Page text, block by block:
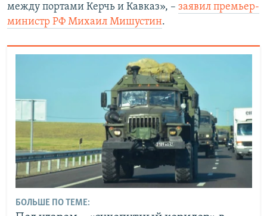
между портами Керчь и Кавказ», – заявил премьер-
министр РФ Михаил Мишустин.
БОЛЬШЕ ПО ТЕМЕ: